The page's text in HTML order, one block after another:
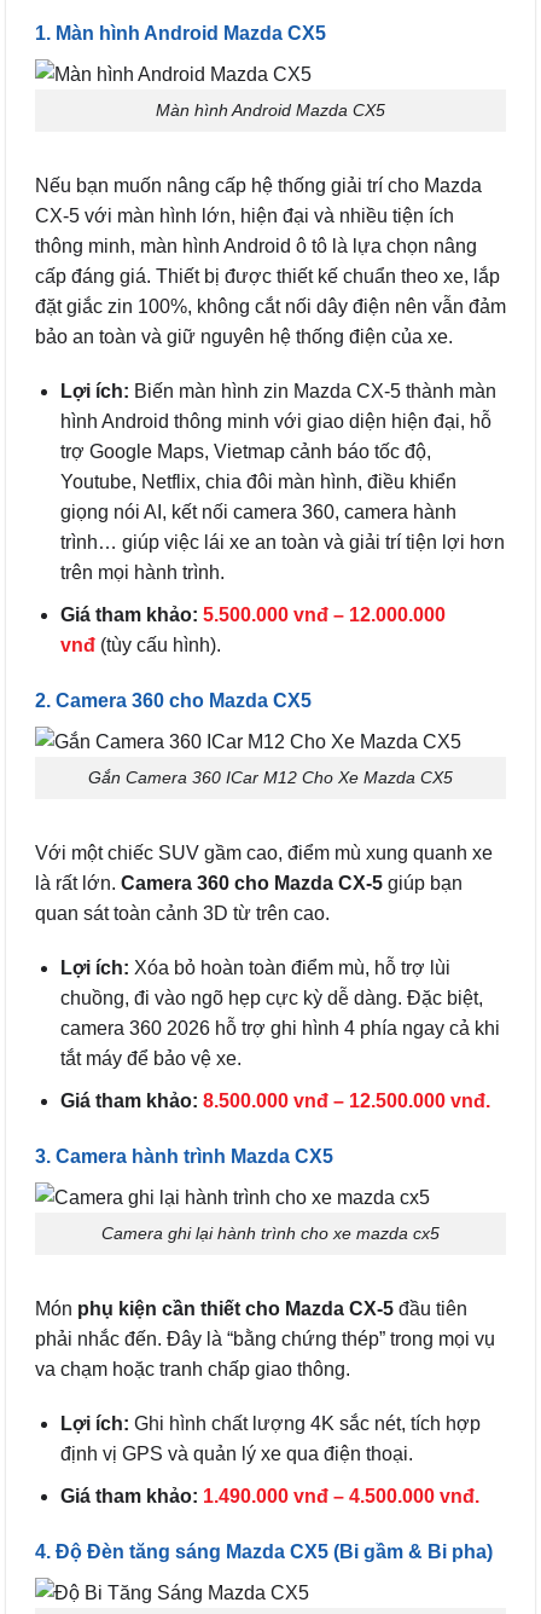
1. Màn hình Android Mazda CX5
Màn hình Android Mazda CX5
Nếu bạn muốn nâng cấp hệ thống giải trí cho Mazda
CX-5 với màn hình lớn, hiện đại và nhiều tiện ích
thông minh, màn hình Android ô tô là lựa chọn nâng
cấp đáng giá. Thiết bị được thiết kế chuẩn theo xe, lắp
đặt giắc zin 100%, không cắt nối dây điện nên vẫn đảm
bảo an toàn và giữ nguyên hệ thống điện của xe.
Lợi ích: Biến màn hình zin Mazda CX-5 thành màn
hình Android thông minh với giao diện hiện đại, hỗ
trợ Google Maps, Vietmap cảnh báo tốc độ,
Youtube, Netflix, chia đôi màn hình, điều khiển
giọng nói AI, kết nối camera 360, camera hành
trình… giúp việc lái xe an toàn và giải trí tiện lợi hơn
trên mọi hành trình.
Giá tham khảo: 5.500.000 vnđ – 12.000.000
vnđ(tùy cấu hình).
2. Camera 360 cho Mazda CX5
Gắn Camera 360 ICar M12 Cho Xe Mazda CX5
Với một chiếc SUV gầm cao, điểm mù xung quanh xe
là rất lớn. Camera 360 cho Mazda CX-5 giúp bạn
quan sát toàn cảnh 3D từ trên cao.
Lợi ích: Xóa bỏ hoàn toàn điểm mù, hỗ trợ lùi
chuồng, đi vào ngõ hẹp cực kỳ dễ dàng. Đặc biệt,
camera 360 2026 hỗ trợ ghi hình 4 phía ngay cả khi
tắt máy để bảo vệ xe.
Giá tham khảo: 8.500.000 vnđ – 12.500.000 vnđ.
3. Camera hành trình Mazda CX5
Camera ghi lại hành trình cho xe mazda cx5
Món phụ kiện cần thiết cho Mazda CX-5 đầu tiên
phải nhắc đến. Đây là “bằng chứng thép” trong mọi vụ
va chạm hoặc tranh chấp giao thông.
Lợi ích: Ghi hình chất lượng 4K sắc nét, tích hợp
định vị GPS và quản lý xe qua điện thoại.
Giá tham khảo: 1.490.000 vnđ – 4.500.000 vnđ.
4. Độ Đèn tăng sáng Mazda CX5 (Bi gầm & Bi pha)